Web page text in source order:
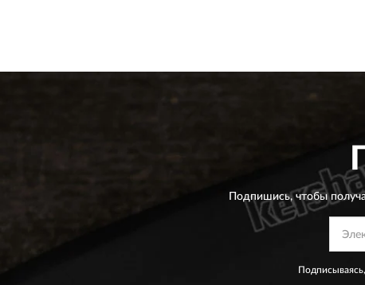
Подпишись, чтобы